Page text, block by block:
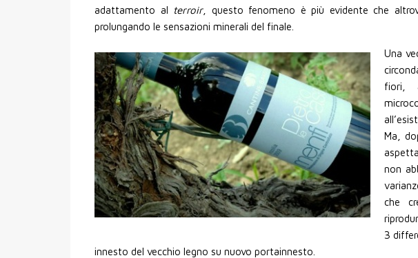
adattamento al terroir, questo fenomeno è più evidente che
prolungando le sensazioni minerali del finale.
Una
fiori,
Ma,
non
che
3
innesto del vecchio legno su nuovo portainnesto.